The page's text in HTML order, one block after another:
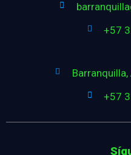
+57
+57